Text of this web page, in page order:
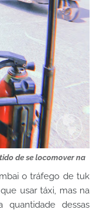
de se locomover na
o tráfego de tuk
usar táxi, mas na
dessas